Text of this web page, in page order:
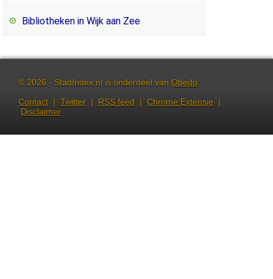
Bibliotheken in Wijk aan Zee
© 2026 - StadIndex.nl is onderdeel van Obedo
Contact | Twitter | RSS feed | Chrome Extensie |
Disclaimer